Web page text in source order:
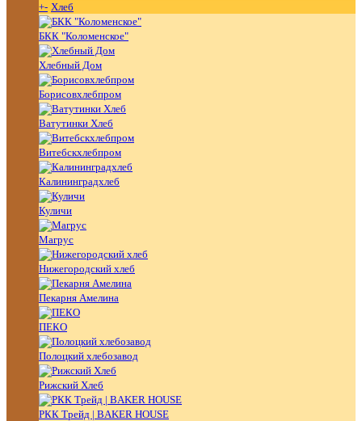
+- Хлеб
БКК "Коломенское"
Хлебный Дом
Борисовхлебпром
Ватутинки Хлеб
Витебскхлебпром
Калининградхлеб
Куличи
Магрус
Нижегородский хлеб
Пекарня Амелина
ПЕКО
Полоцкий хлебозавод
Рижский Хлеб
РКК Трейд | BAKER HOUSE